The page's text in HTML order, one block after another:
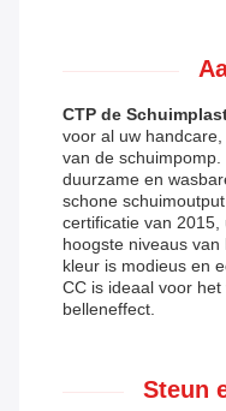
CTP de
voor al uw
van de
duurzame en
schone
certificatie van
hoogste niveaus
kleur is modieus en
CC is ideaal voor
belleneffect.
Steun